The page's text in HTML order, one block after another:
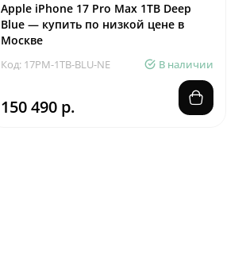
Apple iPhone 17 Pro Max 1TB Deep
Blue — купить по низкой цене в
Москве
Код: 17PM-1TB-BLU-NE В наличии
150 490 р.